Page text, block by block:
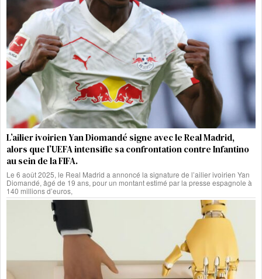
L’ailier ivoirien Yan Diomandé signe avec le Real Madrid,
alors que l’UEFA intensifie sa confrontation contre Infantino
au sein de la FIFA.
Le 6 août 2025, le Real Madrid a annoncé la signature de l’ailier ivoirien Yan
Diomandé, âgé de 19 ans, pour un montant estimé par la presse espagnole à
140 millions d’euros,